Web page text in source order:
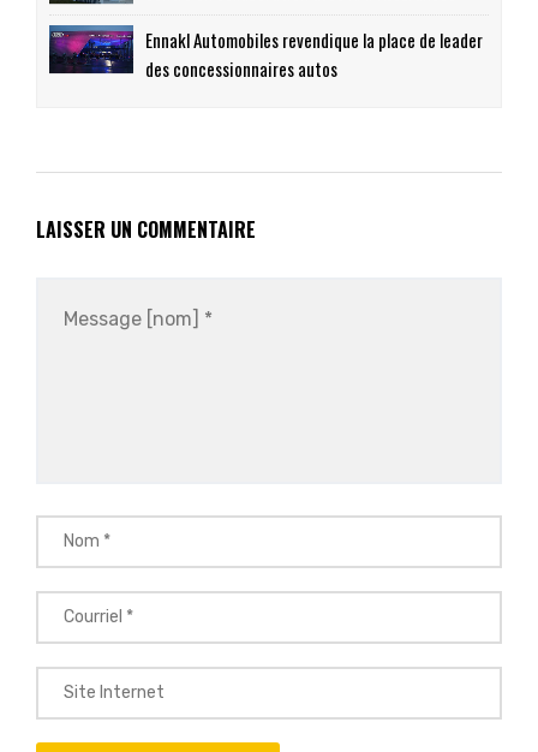
Ennakl Automobiles revendique la place de leader
des concessionnaires autos
LAISSER UN COMMENTAIRE